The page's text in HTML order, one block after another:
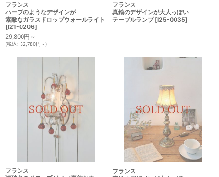
フランス
ハープのようなデザインが
素敵なガラスドロップウォールライト
[I21-0206]
29,800円 ～
(税込: 32,780円 ～)
フランス
真鍮のデザインが大人っぽい
テーブルランプ [I25-0035]
フランス
フランス